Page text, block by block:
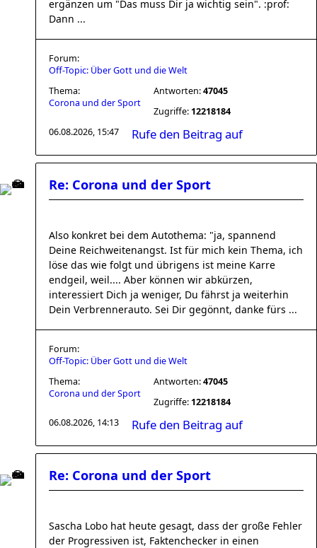
ergänzen um "Das muss Dir ja wichtig sein". :prof:
Dann ...
Forum:
Off-Topic: Über Gott und die Welt
Thema:
Corona und der Sport
Antworten:47045
Zugriffe: 12218184
06.08.2026, 15:47
Rufe den Beitrag auf
Re: Corona und der Sport
Also konkret bei dem Autothema: "ja, spannend
Deine Reichweitenangst. Ist für mich kein Thema, ich
löse das wie folgt und übrigens ist meine Karre
endgeil, weil.... Aber können wir abkürzen,
interessiert Dich ja weniger, Du fährst ja weiterhin
Dein Verbrennerauto. Sei Dir gegönnt, danke fürs ...
Forum:
Off-Topic: Über Gott und die Welt
Thema:
Corona und der Sport
Antworten:47045
Zugriffe: 12218184
06.08.2026, 14:13
Rufe den Beitrag auf
Re: Corona und der Sport
Sascha Lobo hat heute gesagt, dass der große Fehler
der Progressiven ist, Faktenchecker in einen